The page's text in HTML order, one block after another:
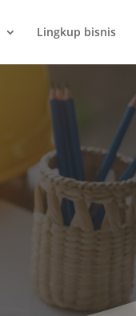
Lingkup bisnis